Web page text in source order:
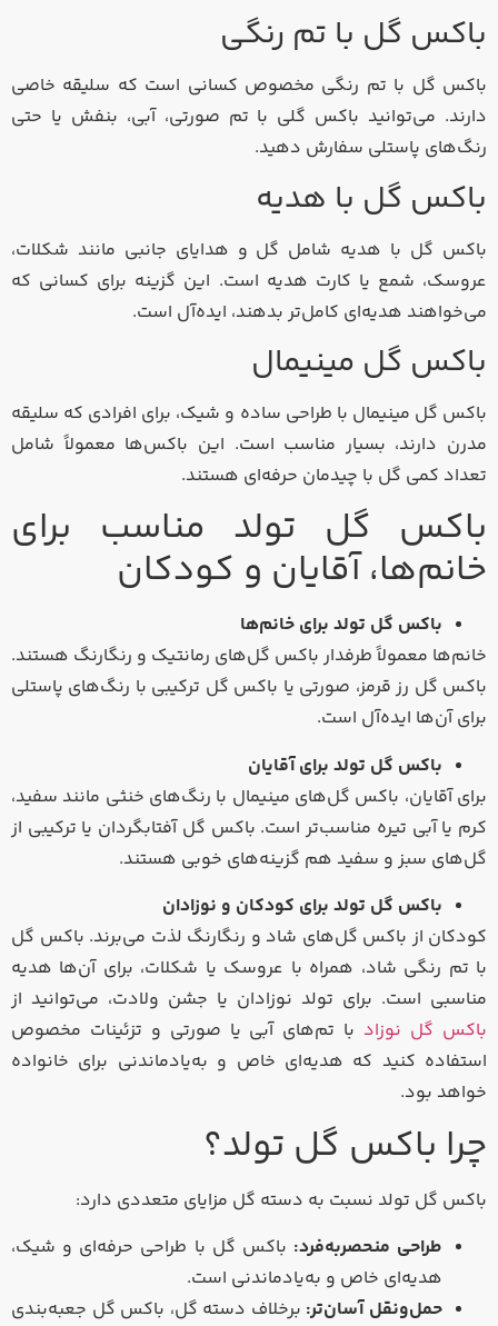
باکس گل با تم رنگی
باکس گل با تم رنگی مخصوص کسانی است که سلیقه خاصی
دارند. می‌توانید باکس گلی با تم صورتی، آبی، بنفش یا حتی
رنگ‌های پاستلی سفارش دهید.
باکس گل با هدیه
باکس گل با هدیه شامل گل و هدایای جانبی مانند شکلات،
عروسک، شمع یا کارت هدیه است. این گزینه برای کسانی که
می‌خواهند هدیه‌ای کامل‌تر بدهند، ایده‌آل است.
باکس گل مینیمال
باکس گل مینیمال با طراحی ساده و شیک، برای افرادی که سلیقه
مدرن دارند، بسیار مناسب است. این باکس‌ها معمولاً شامل
تعداد کمی گل با چیدمان حرفه‌ای هستند.
باکس گل تولد مناسب برای
خانم‌ها، آقایان و کودکان
باکس گل تولد برای خانم‌ها
خانم‌ها معمولاً طرفدار باکس گل‌های رمانتیک و رنگارنگ هستند.
باکس گل رز قرمز، صورتی یا باکس گل ترکیبی با رنگ‌های پاستلی
برای آن‌ها ایده‌آل است.
باکس گل تولد برای آقایان
برای آقایان، باکس گل‌های مینیمال با رنگ‌های خنثی مانند سفید،
کرم یا آبی تیره مناسب‌تر است. باکس گل آفتابگردان یا ترکیبی از
گل‌های سبز و سفید هم گزینه‌های خوبی هستند.
باکس گل تولد برای کودکان و نوزادان
کودکان از باکس گل‌های شاد و رنگارنگ لذت می‌برند. باکس گل
با تم رنگی شاد، همراه با عروسک یا شکلات، برای آن‌ها هدیه
مناسبی است. برای تولد نوزادان یا جشن ولادت، می‌توانید از
باکس گل نوزاد با تم‌های آبی یا صورتی و تزئینات مخصوص
استفاده کنید که هدیه‌ای خاص و به‌یادماندنی برای خانواده
خواهد بود.
چرا باکس گل تولد؟
باکس گل تولد نسبت به دسته گل مزایای متعددی دارد:
طراحی منحصربه‌فرد: باکس گل با طراحی حرفه‌ای و شیک،
هدیه‌ای خاص و به‌یادماندنی است.
حمل‌ونقل آسان‌تر: برخلاف دسته گل، باکس گل جعبه‌بندی